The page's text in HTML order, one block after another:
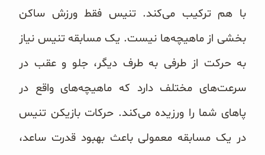
با هم ترکیب می‌کند. تنیس فقط ورزش ساکن
بخشی از ماهیچه‌ها نیست. یک مسابقه تنیس نیاز
به حرکت از طرفی به طرف دیگر، جلو و عقب در
سرعت‌های مختلف دارد که ماهیچه‌های واقع در
پاهای شما را ورزیده می‌کند. حرکات بازیکن تنیس
در یک مسابقه معمولی باعث بهبود قدرت ساعد،